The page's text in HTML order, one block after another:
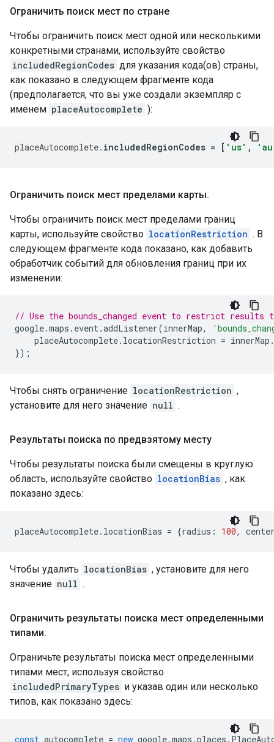
Ограничить поиск мест по стране
Чтобы ограничить поиск мест одной или несколькими
конкретными странами, используйте свойство
includedRegionCodes для указания кода(ов) страны,
как показано в следующем фрагменте кода
(предполагается, что вы уже создали экземпляр с
именем placeAutocomplete ):
placeAutocomplete. includedRegionCodes = [ 'us' ,
Ограничить поиск мест пределами карты.
Чтобы ограничить поиск мест пределами границ
карты, используйте свойство locationRestriction . В
следующем фрагменте кода показано, как добавить
обработчик событий для обновления границ при их
изменении:
// Use the bounds_changed event to restrict results
google.maps . event.addListener(innerMap,
placeAutocomplete. locationRestriction = innerMap .
});
Чтобы снять ограничение locationRestriction ,
установите для него значение null .
Результаты поиска по предвзятому месту
Чтобы результаты поиска были смещены в круглую
область, используйте свойство locationBias , как
показано здесь:
placeAutocomplete. locationBias = {radius : 100,
Чтобы удалить locationBias , установите для него
значение null .
Ограничить результаты поиска мест определенными
типами.
Ограничьте результаты поиска мест определенными
типами мест, используя свойство
includedPrimaryTypes и указав один или несколько
типов, как показано здесь:
const autocomplete = new google.maps .places .